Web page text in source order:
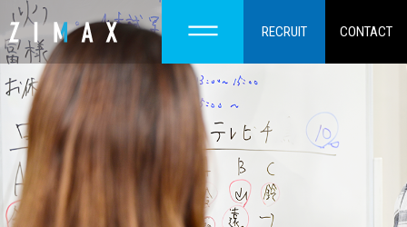
RECRUIT CONTACT